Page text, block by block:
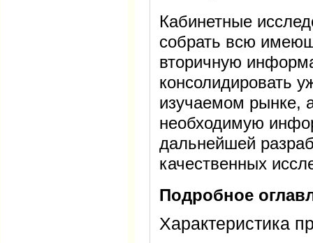
Кабинетные
собрать всю
вторичную
консолидировать
изучаемом рынке,
необходимую
дальнейшей
качественных
Подробное
Характеристика